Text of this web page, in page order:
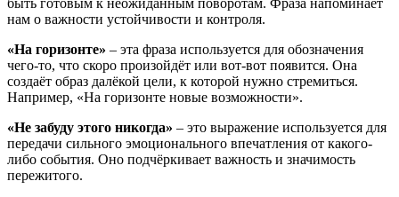
быть готовым к неожиданным поворотам. Фраза напоминает
нам о важности устойчивости и контроля.
«На горизонте» – эта фраза используется для обозначения
чего-то, что скоро произойдёт или вот-вот появится. Она
создаёт образ далёкой цели, к которой нужно стремиться.
Например, «На горизонте новые возможности».
«Не забуду этого никогда» – это выражение используется для
передачи сильного эмоционального впечатления от какого-
либо события. Оно подчёркивает важность и значимость
пережитого.